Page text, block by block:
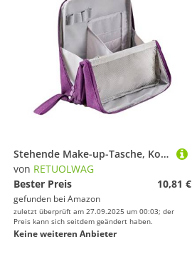
Stehende Make-up-Tasche, Kosmetiktasche, großes Fassungsvermögen, Kulturbeutel, Schreibwaren, Organizer, Hautpflege, Reisen, tragbar, Kosmetik, großes Fassungsvermögen, Toilettenartikel, stehendes
von RETUOLWAG
Bester Preis
10,81 €
gefunden bei Amazon
zuletzt überprüft am 27.09.2025 um 00:03; der
Preis kann sich seitdem geändert haben.
Keine weiteren Anbieter